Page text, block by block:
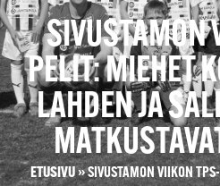
SIVUSTAMON
PELIT: MIEHET
LAHDEN JA
ETUSIVU»SIVUSTAMON VIIKON